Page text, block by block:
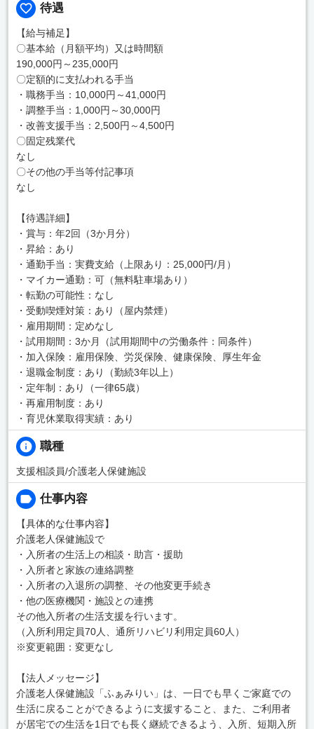
待遇
【給与補足】
〇基本給（月額平均）又は時間額
190,000円～235,000円
〇定額的に支払われる手当
・職務手当：10,000円～41,000円
・調整手当：1,000円～30,000円
・改善支援手当：2,500円～4,500円
〇固定残業代
なし
〇その他の手当等付記事項
なし
【待遇詳細】
・賞与：年2回（3か月分）
・昇給：あり
・通勤手当：実費支給（上限あり：25,000円/月）
・マイカー通勤：可（無料駐車場あり）
・転勤の可能性：なし
・受動喫煙対策：あり（屋内禁煙）
・雇用期間：定めなし
・試用期間：3か月（試用期間中の労働条件：同条件）
・加入保険：雇用保険、労災保険、健康保険、厚生年金
・退職金制度：あり（勤続3年以上）
・定年制：あり（一律65歳）
・再雇用制度：あり
・育児休業取得実績：あり
職種
支援相談員/介護老人保健施設
仕事内容
【具体的な仕事内容】
介護老人保健施設で
・入所者の生活上の相談・助言・援助
・入所者と家族の連絡調整
・入所者の入退所の調整、その他変更手続き
・他の医療機関・施設との連携
その他入所者の生活支援を行います。
（入所利用定員70人、通所リハビリ利用定員60人）
※変更範囲：変更なし
【法人メッセージ】
介護老人保健施設「ふぁみりい」は、一日でも早くご家庭での
生活に戻ることができるように支援すること、また、ご利用者
が居宅での生活を1日でも長く継続できるよう、入所、短期入所